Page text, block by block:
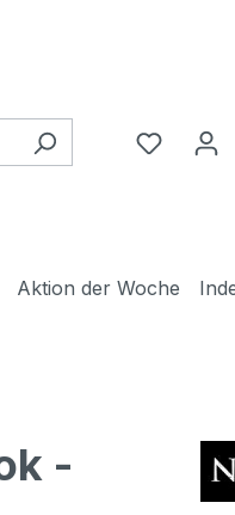
Du
Aktion der Woche
-